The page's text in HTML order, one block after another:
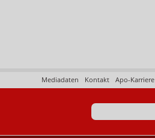
Apo-Karriere
Kontakt
Mediadaten